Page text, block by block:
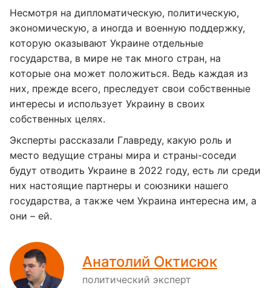
Несмотря на дипломатическую, политическую,
экономическую, а иногда и военную поддержку,
которую оказывают Украине отдельные
государства, в мире не так много стран, на
которые она может положиться. Ведь каждая из
них, прежде всего, преследует свои собственные
интересы и использует Украину в своих
собственных целях.
Эксперты рассказали Главреду, какую роль и
место ведущие страны мира и страны-соседи
будут отводить Украине в 2022 году, есть ли среди
них настоящие партнеры и союзники нашего
государства, а также чем Украина интересна им, а
они – ей.
Анатолий Октисюк
политический эксперт